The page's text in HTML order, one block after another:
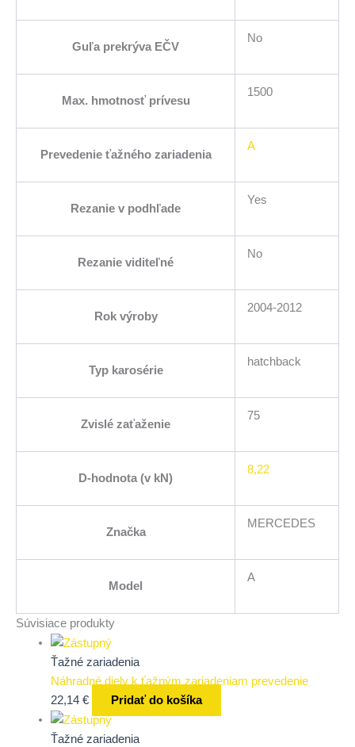
Guľa prekrýva EČV
No
Max. hmotnosť prívesu
1500
Prevedenie ťažného zariadenia
A
Rezanie v podhľade
Yes
Rezanie viditeľné
No
Rok výroby
2004-2012
Typ karosérie
hatchback
Zvislé zaťaženie
75
D-hodnota (v kN)
8,22
Značka
MERCEDES
Model
A
Súvisiace produkty
Ťažné zariadenia
Náhradné diely k ťažným zariadeniam prevedenie
22,14 € Pridať do košíka
Ťažné zariadenia